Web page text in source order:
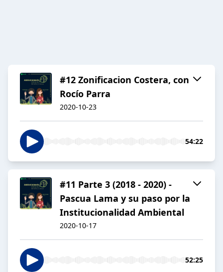
#12 Zonificacion Costera, con
Rocío Parra
2020-10-23
54:22
#11 Parte 3 (2018 - 2020) -
Pascua Lama y su paso por la
Institucionalidad Ambiental
2020-10-17
52:25